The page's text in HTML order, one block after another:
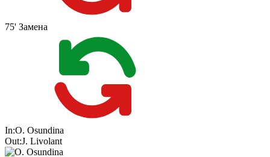
75' Замена
In:O. Osundina
Out:J. Livolant